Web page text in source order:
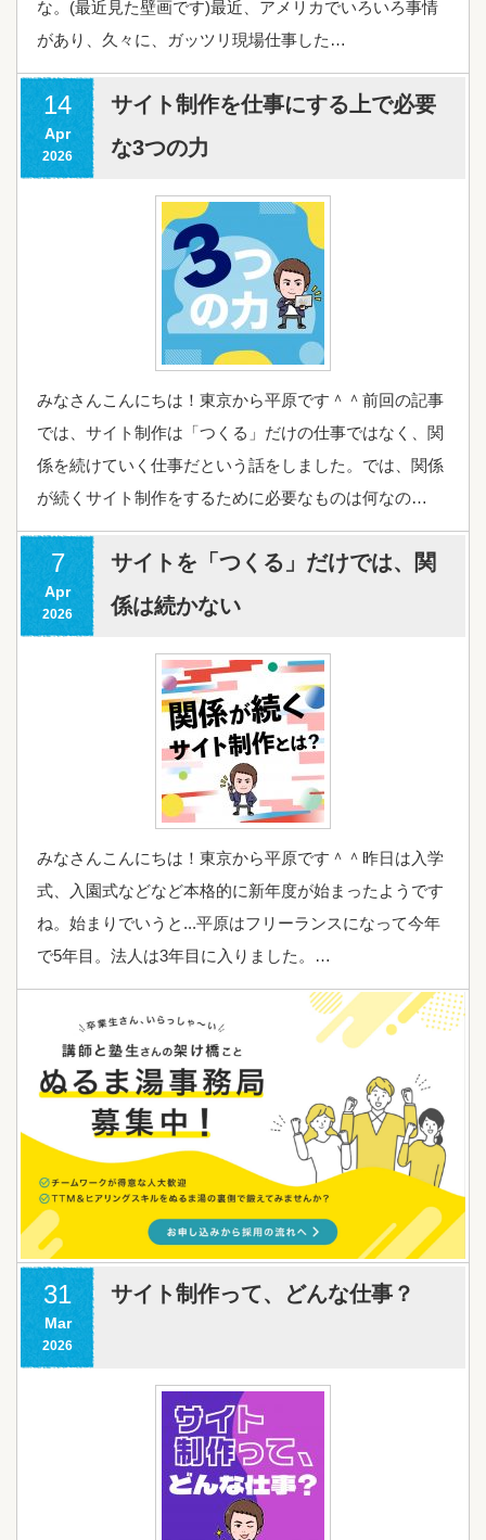
な。(最近見た壁画です)最近、アメリカでいろいろ事情
があり、久々に、ガッツリ現場仕事した…
14
Apr
2026
サイト制作を仕事にする上で必要
な3つの力
みなさんこんにちは！東京から平原です＾＾前回の記事
では、サイト制作は「つくる」だけの仕事ではなく、関
係を続けていく仕事だという話をしました。では、関係
が続くサイト制作をするために必要なものは何なの…
7
Apr
2026
サイトを「つくる」だけでは、関
係は続かない
みなさんこんにちは！東京から平原です＾＾昨日は入学
式、入園式などなど本格的に新年度が始まったようです
ね。始まりでいうと...平原はフリーランスになって今年
で5年目。法人は3年目に入りました。…
31
Mar
2026
サイト制作って、どんな仕事？